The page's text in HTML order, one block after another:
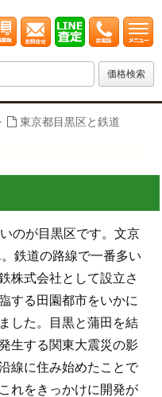
東京都目黒区と鉄道
のが目黒区です。文京
鉄道の路線で一番多い
株式会社として設立さ
する田園都市をいかに
した。目黒と蒲田を結
生する関東大震災の影
線に住み始めたことで
れをきっかけに開発が